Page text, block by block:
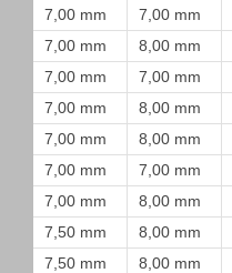
7,00 mm 7,00 mm
7,00 mm
8,00 mm
7,00 mm
7,00 mm
7,00 mm
8,00 mm
7,00 mm
8,00 mm
7,00 mm
7,00 mm
7,00 mm
8,00 mm
7,50 mm
8,00 mm
7,50 mm
8,00 mm